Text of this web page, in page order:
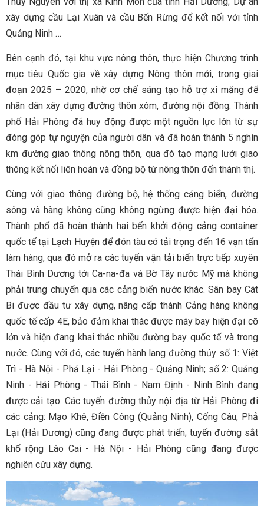
xây dựng cầu Lại Xuân và cầu Bến Rừng để kết nối với tỉnh
Quảng Ninh …
Bên cạnh đó, tại khu vực nông thôn, thực hiện Chương trình
mục tiêu Quốc gia về xây dựng Nông thôn mới, trong giai
đoạn 2025 – 2020, nhờ cơ chế sáng tạo hỗ trợ xi măng để
nhân dân xây dựng đường thôn xóm, đường nội đồng. Thành
phố Hải Phòng đã huy động được một nguồn lực lớn từ sự
đóng góp tự nguyện của người dân và đã hoàn thành 5 nghìn
km đường giao thông nông thôn, qua đó tạo mạng lưới giao
thông kết nối liên hoàn và đồng bộ từ nông thôn đến thành thị.
Cùng với giao thông đường bộ, hệ thống cảng biển, đường
sông và hàng không cũng không ngừng được hiện đại hóa.
Thành phố đã hoàn thành hai bến khởi động cảng container
quốc tế tại Lạch Huyện để đón tàu có tải trọng đến 16 vạn tấn
làm hàng, qua đó mở ra các tuyến vận tải biển trực tiếp xuyên
Thái Bình Dương tới Ca-na-đa và Bờ Tây nước Mỹ mà không
phải trung chuyển qua các cảng biển nước khác. Sân bay Cát
Bi được đầu tư xây dựng, nâng cấp thành Cảng hàng không
quốc tế cấp 4E, bảo đảm khai thác được máy bay hiện đại cỡ
lớn và hiện đang khai thác nhiều đường bay quốc tế và trong
nước. Cùng với đó, các tuyến hành lang đường thủy số 1: Việt
Trì - Hà Nội - Phả Lại - Hải Phòng - Quảng Ninh; số 2: Quảng
Ninh - Hải Phòng - Thái Bình - Nam Định - Ninh Bình đang
được cải tạo. Các tuyến đường thủy nội địa từ Hải Phòng đi
các cảng: Mạo Khê, Điền Công (Quảng Ninh), Cống Câu, Phả
Lại (Hải Dương) cũng đang được phát triển; tuyến đường sắt
khổ rộng Lào Cai - Hà Nội - Hải Phòng cũng đang được
nghiên cứu xây dựng.